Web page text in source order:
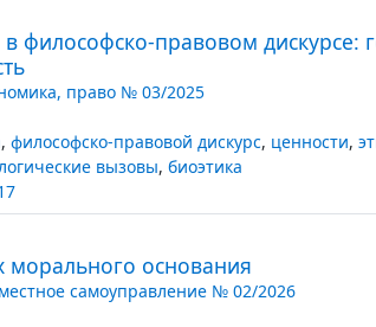
философско-правовом дискурсе:
право № 03/2025
, философско-правовой дискурс, ценности,
вызовы, биоэтика
морального основания
самоуправление № 02/2026